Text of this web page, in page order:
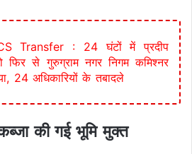
Transfer : 24 घंटों में प्रदीप
फिर से गुरुग्राम नगर निगम कमिश्नर
24 अधिकारियों के तबादले
की गई भूमि मुक्त